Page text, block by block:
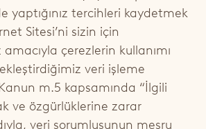
yaptığınız tercihleri kaydetmek
Sitesi’ni sizin için
çerezlerin kullanımı
veri işleme
m.5 kapsamında “İlgili
ve özgürlüklerine zarar
veri sorumlusunun meşru